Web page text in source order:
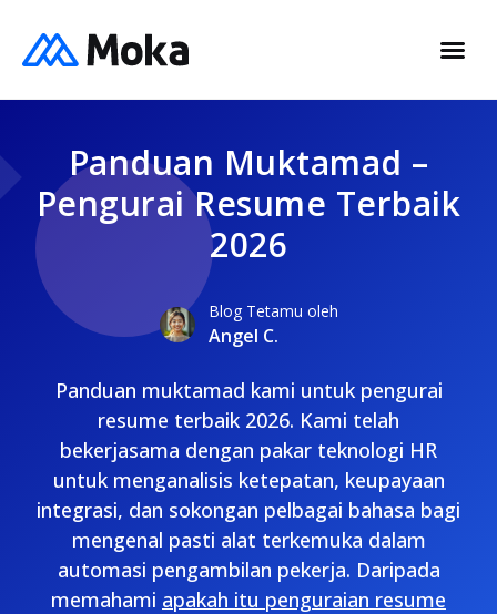
Panduan Muktamad –
Pengurai Resume Terbaik
2026
Blog Tetamu oleh
Angel C.
Panduan muktamad kami untuk pengurai
resume terbaik 2026. Kami telah
bekerjasama dengan pakar teknologi HR
untuk menganalisis ketepatan, keupayaan
integrasi, dan sokongan pelbagai bahasa bagi
mengenal pasti alat terkemuka dalam
automasi pengambilan pekerja. Daripada
memahami apakah itu penguraian resume